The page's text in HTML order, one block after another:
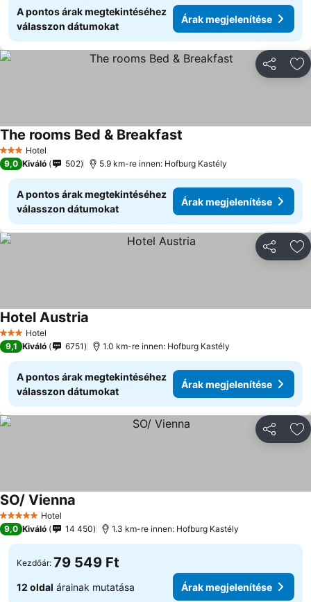
A pontos árak megtekintéséhez
válasszon dátumokat
Árak megjelenítése
3 Kategória
Hotel
The rooms Bed & Breakfast
9,0 Kiváló 502 5.9 km-re innen: Hofburg Kastély
A pontos árak megtekintéséhez
válasszon dátumokat
Árak megjelenítése
3 Kategória
Hotel
Hotel Austria
9,1 Kiváló 6751 1.0 km-re innen: Hofburg Kastély
A pontos árak megtekintéséhez
válasszon dátumokat
Árak megjelenítése
5 KategóriaHotel
SO/ Vienna
9,0 Kiváló 14 450 1.3 km-re innen: Hofburg Kastély
Kezdőár: 79 549 Ft
12 oldal árainak mutatása Árak megjelenítése